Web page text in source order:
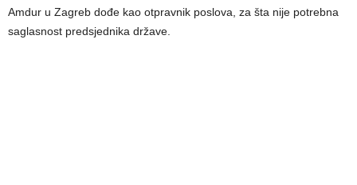
Amdur u Zagreb dođe kao otpravnik poslova, za šta nije potrebna
saglasnost predsjednika države.